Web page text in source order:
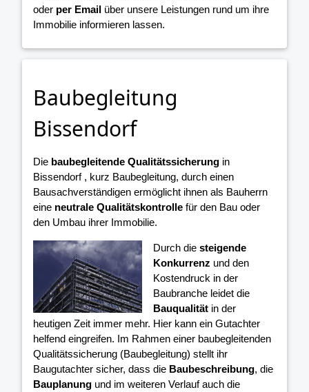
oder per Email über unsere Leistungen rund um ihre
Immobilie informieren lassen.
Baubegleitung
Bissendorf
Die baubegleitende Qualitätssicherung in
Bissendorf , kurz Baubegleitung, durch einen
Bausachverständigen ermöglicht ihnen als Bauherrn
eine neutrale Qualitätskontrolle für den Bau oder
den Umbau ihrer Immobilie.
Durch diesteigende
Konkurrenz und den
Kostendruck in der
Baubranche leidet die
Bauqualität in der
heutigen Zeit immer mehr. Hier kann ein Gutachter
helfend eingreifen. Im Rahmen einer baubegleitenden
Qualitätssicherung (Baubegleitung) stellt ihr
Baugutachter sicher, dass die Baubeschreibung, die
Bauplanung und im weiteren Verlauf auch die